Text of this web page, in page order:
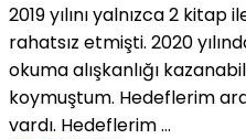
2019 yılını yalnızca 2
rahatsız etmişti. 2020
okuma alışkanlığı
koymuştum. Hedeflerim
vardı. Hedeflerim ...